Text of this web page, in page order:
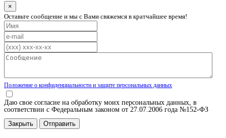
×
Оставьте сообщение и мы с Вами свяжемся в кратчайшее время!
Положение о конфиденциальности и защите персональных данных
Даю свое согласие на обработку моих персональных данных, в
соответствии с Федеральным законом от 27.07.2006 года №152-ФЗ
Закрыть